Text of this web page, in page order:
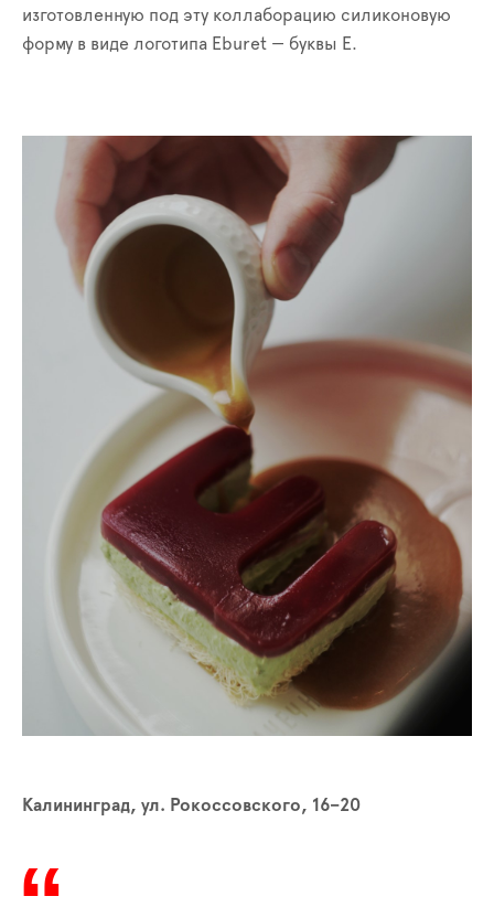
изготовленную под эту коллаборацию силиконовую
форму в виде логотипа Eburet — буквы Е.
Калининград, ул. Рокоссовского, 16–20